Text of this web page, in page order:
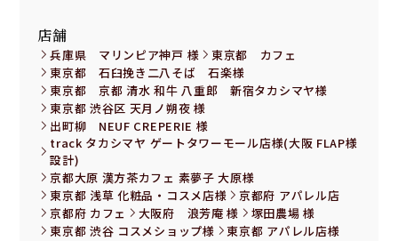
店舗
兵庫県 マリンピア神戸 様
東京都 カフェ
東京都 石臼挽き二八そば 石楽様
東京都 京都 清水 和牛 八重郎 新宿タカシマヤ様
東京都 渋谷区 天月ノ朔夜 様
出町柳 NEUF CREPERIE 様
track タカシマヤ ゲートタワーモール店様(大阪 FLAP様
設計)
京都大原 漢方茶カフェ 素夢子 大原様
東京都 浅草 化粧品・コスメ店様
京都府 アパレル店
京都府 カフェ
大阪府 浪芳庵 様
塚田農場 様
東京都 渋谷 コスメショップ様
東京都 アパレル店様